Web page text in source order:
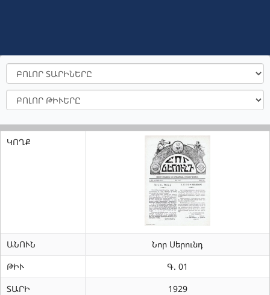
ԲՈԼՈՐ
ԲՈԼՈՐ
ԿՈՂՔ
ԱՆՈՒՆ
Նոր Սերունդ
ԹԻՒ
Գ. 01
ՏԱՐԻ
1929